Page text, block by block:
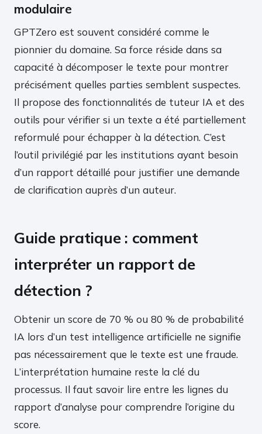
modulaire
GPTZero est souvent considéré comme le
pionnier du domaine. Sa force réside dans sa
capacité à décomposer le texte pour montrer
précisément quelles parties semblent suspectes.
Il propose des fonctionnalités de tuteur IA et des
outils pour vérifier si un texte a été partiellement
reformulé pour échapper à la détection. C’est
l’outil privilégié par les institutions ayant besoin
d’un rapport détaillé pour justifier une demande
de clarification auprès d’un auteur.
Guide pratique : comment
interpréter un rapport de
détection ?
Obtenir un score de 70 % ou 80 % de probabilité
IA lors d’un test intelligence artificielle ne signifie
pas nécessairement que le texte est une fraude.
L’interprétation humaine reste la clé du
processus. Il faut savoir lire entre les lignes du
rapport d’analyse pour comprendre l’origine du
score.